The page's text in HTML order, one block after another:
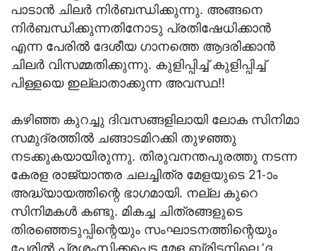
പാടാന്‍ ചിലര്‍ നിര്‍ബന്ധിക്കുന്നു. അങ്ങനെ
നിര്‍ബന്ധിക്കുന്നതിനോടു പ്രതിഷേധിക്കാന്‍
എന്ന പേരില്‍ ദേശീയ ഗാനത്തെ ആദരിക്കാന്‍
ചിലര്‍ വിസമ്മതിക്കുന്നു. കുളിപ്പിച്ച് കുളിപ്പിച്ച്
പിള്ളയെ ഇല്ലാതാക്കുന്ന അവസ്ഥ!!
കഴിഞ്ഞ കുറച്ചു ദിവസങ്ങളിലായി ലോക സിനിമാ
സമുദ്രത്തില്‍ ചങ്ങാടമിറക്കി തുഴഞ്ഞു
നടക്കുകയായിരുന്നു. തിരുവനന്തപുരത്തു നടന്ന
കേരള രാജ്യാന്തര ചലച്ചിത്ര മേളയുടെ 21-ാം
അദ്ധ്യായത്തിന്റെ ഭാഗമായി. നല്ല കുറെ
സിനിമകള്‍ കണ്ടു. മികച്ച ചിത്രങ്ങളുടെ
തിരഞ്ഞെടുപ്പിന്റെയും സംഘാടനത്തിന്റെയും